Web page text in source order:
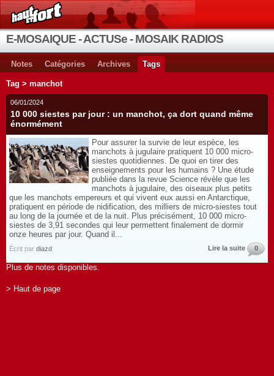
E-MOSAIQUE - ACTUSe - MOSAIK RADIOS
Notes Catégories Archives Tags
Tag > manchot
06/01/2024
10 000 siestes par jour : un manchot, ça dort quand même
énormément
Pour assurer la survie de leur espèce, les
manchots à jugulaire pratiquent 10 000 micro-
siestes quotidiennes. De quoi en tirer des
enseignements pour les humains ? Une étude
publiée dans la revue Science révèle que les
manchots à jugulaire, des oiseaux plus petits
que les manchots empereurs et qui vivent eux aussi en Antarctique,
pratiquent en période de nidification, des milliers de micro-siestes tout
au long de la journée et de la nuit. Plus précisément, 10 000 micro-
siestes de 3,91 secondes qui leur permettent finalement de dormir
onze heures par jour. Quand il...
Écrit par diazd Lire la suite 0
Plus de notes disponibles.
> Haut de page